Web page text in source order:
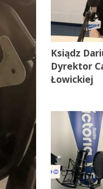
Ksiądz
Dyrektor
Łowickiej